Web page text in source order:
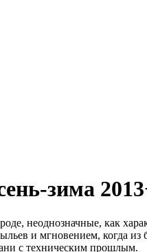
зима
неоднозначные, как
и мгновением, когда
с техническим прошлым.